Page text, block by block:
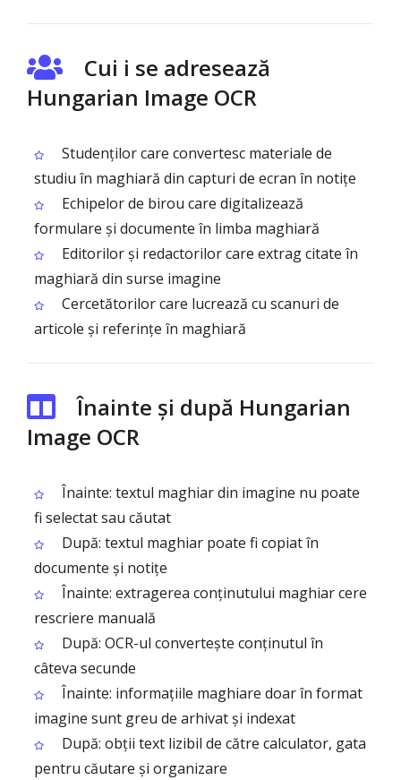
Cui i se adresează
Hungarian Image OCR
Studenților care convertesc materiale de
studiu în maghiară din capturi de ecran în notițe
Echipelor de birou care digitalizează
formulare și documente în limba maghiară
Editorilor și redactorilor care extrag citate în
maghiară din surse imagine
Cercetătorilor care lucrează cu scanuri de
articole și referințe în maghiară
Înainte și după Hungarian
Image OCR
Înainte: textul maghiar din imagine nu poate
fi selectat sau căutat
După: textul maghiar poate fi copiat în
documente și notițe
Înainte: extragerea conținutului maghiar cere
rescriere manuală
După: OCR-ul convertește conținutul în
câteva secunde
Înainte: informațiile maghiare doar în format
imagine sunt greu de arhivat și indexat
După: obții text lizibil de către calculator, gata
pentru căutare și organizare